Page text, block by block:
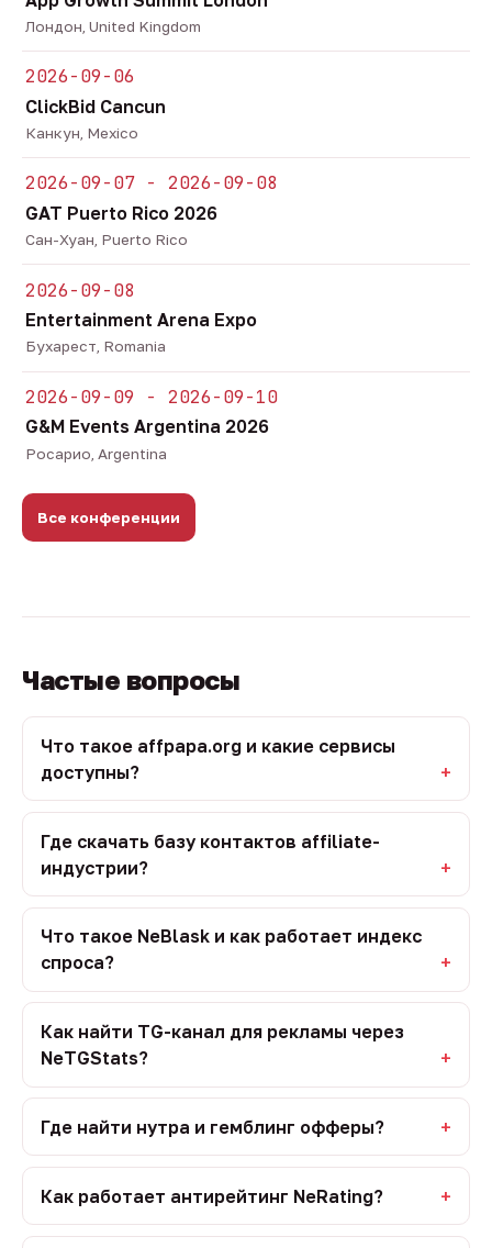
Лондон, United Kingdom
2026-09-06
ClickBid Cancun
Канкун, Mexico
2026-09-07 - 2026-09-08
GAT Puerto Rico 2026
Сан-Хуан, Puerto Rico
2026-09-08
Entertainment Arena Expo
Бухарест, Romania
2026-09-09 - 2026-09-10
G&M Events Argentina 2026
Росарио, Argentina
Все конференции
Частые вопросы
Что такое affpapa.org и какие сервисы
доступны?
Где скачать базу контактов affiliate-
индустрии?
Что такое NeBlask и как работает индекс
спроса?
Как найти TG-канал для рекламы через
NeTGStats?
Где найти нутра и гемблинг офферы?
Как работает антирейтинг NeRating?